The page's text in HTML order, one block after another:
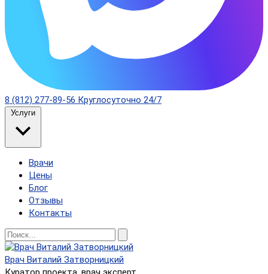
8 (812) 277-89-56 Круглосуточно 24/7
Услуги
Врачи
Цены
Блог
Отзывы
Контакты
Врач Виталий Затворницкий